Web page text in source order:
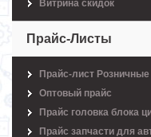
Витрина скидок
Прайс-Листы
Прайс-лист
Оптовый прайс
Прайс головка блока
Прайс запчасти для